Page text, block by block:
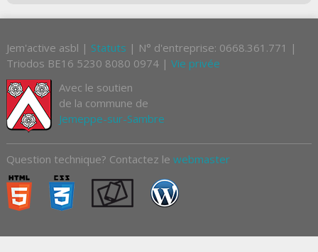
Jem'active asbl | Statuts | N° d'entreprise: 0668.361.771 |
Triodos BE16 5230 8080 0974 | Vie privée
Avec le soutien
de la commune de
Jemeppe-sur-Sambre
Question technique? Contactez le webmaster